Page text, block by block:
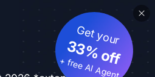
Get your
33% off
+ free AI Agent